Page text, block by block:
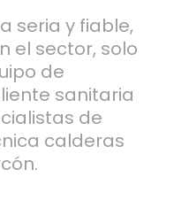
seria y fiable,
el sector, solo
de
sanitaria
de
calderas